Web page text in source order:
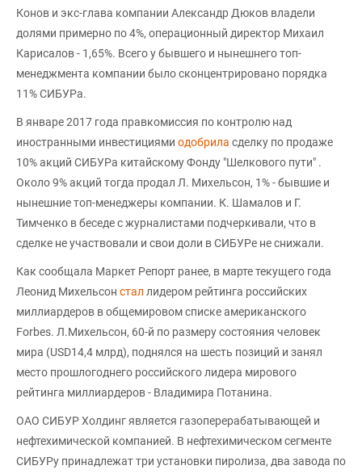
Конов и экс-глава компании Александр Дюков владели
долями примерно по 4%, операционный директор Михаил
Карисалов - 1,65%. Всего у бывшего и нынешнего топ-
менеджмента компании было сконцентрировано порядка
11% СИБУРа.
В январе 2017 года правкомиссия по контролю над
иностранными инвестициями одобрила сделку по продаже
10% акций СИБУРа китайскому Фонду "Шелкового пути" .
Около 9% акций тогда продал Л. Михельсон, 1% - бывшие и
нынешние топ-менеджеры компании. К. Шамалов и Г.
Тимченко в беседе с журналистами подчеркивали, что в
сделке не участвовали и свои доли в СИБУРе не снижали.
Как сообщала Маркет Репорт ранее, в марте текущего года
Леонид Михельсон стал лидером рейтинга российских
миллиардеров в общемировом списке американского
Forbes. Л.Михельсон, 60-й по размеру состояния человек
мира (USD14,4 млрд), поднялся на шесть позиций и занял
место прошлогоднего российского лидера мирового
рейтинга миллиардеров - Владимира Потанина.
ОАО СИБУР Холдинг является газоперерабатывающей и
нефтехимической компанией. В нефтехимическом сегменте
СИБУРу принадлежат три установки пиролиза, два завода по